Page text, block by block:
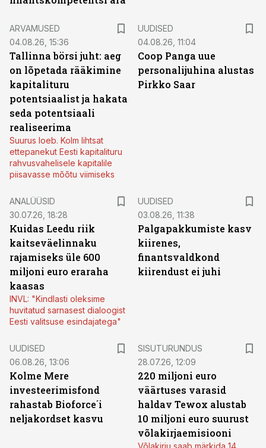
ARVAMUSED
04.08.26, 15:36
Tallinna börsi juht: aeg
on lõpetada rääkimine
kapitalituru
potentsiaalist ja hakata
seda potentsiaali
realiseerima
Suurus loeb. Kolm lihtsat
ettepanekut Eesti kapitalituru
rahvusvahelisele kapitalile
piisavasse mõõtu viimiseks
UUDISED
04.08.26, 11:04
Coop Panga uue
personalijuhina alustas
Pirkko Saar
ANALÜÜSID
30.07.26, 18:28
Kuidas Leedu riik
kaitseväelinnaku
rajamiseks üle 600
miljoni euro eraraha
kaasas
INVL: "Kindlasti oleksime
huvitatud sarnasest dialoogist
Eesti valitsuse esindajatega"
UUDISED
03.08.26, 11:38
Palgapakkumiste kasv
kiirenes,
finantsvaldkond
kiirendust ei juhi
UUDISED
06.08.26, 13:06
Kolme Mere
investeerimisfond
rahastab Bioforce´i
neljakordset kasvu
SISUTURUNDUS
28.07.26, 12:09
220 miljoni euro
väärtuses varasid
haldav Tewox alustab
10 miljoni euro suurust
võlakirjaemisiooni
Võlakirju saab märkida 14.